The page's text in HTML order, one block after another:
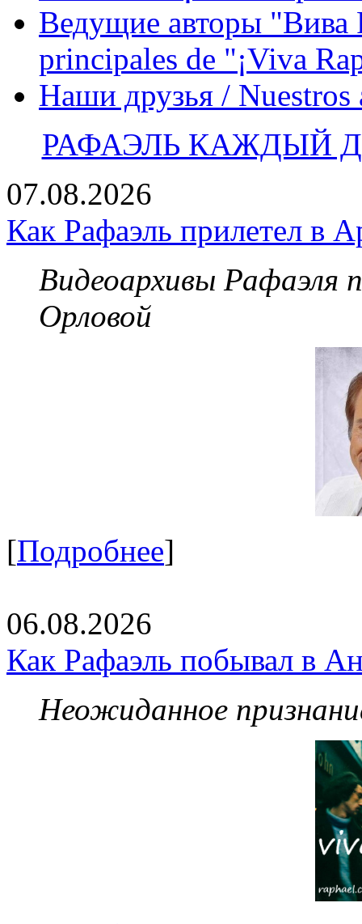
Ведущие авторы "Вива
principales de "¡Viva
Наши друзья / Nuestros
РАФАЭЛЬ КАЖДЫЙ
07.08.2026
Как Рафаэль прилетел в
Видеоархивы Рафаэля
Орловой
[Подробнее]
06.08.2026
Как Рафаэль побывал в
Неожиданное